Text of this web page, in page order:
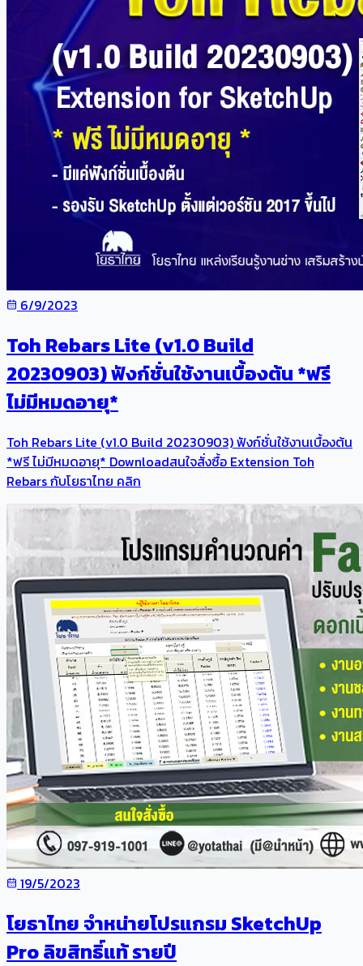
6/9/2023
Toh Rebars Lite (v1.0 Build
20230903) ฟังก์ชั่นใช้งานเบื้องต้น *ฟรี
ไม่มีหมดอายุ*
​Toh Rebars Lite (v1.0 Build 20230903) ฟังก์ชั่นใช้งานเบื้องต้น
*ฟรี ไม่มีหมดอายุ* Download​สนใจสั่งซื้อ Extension Toh
Rebars กับโยธาไทย คลิก
19/5/2023
โยธาไทย จำหน่ายโปรแกรม SketchUp
Pro ลิขสิทธิ์แท้ รายปี